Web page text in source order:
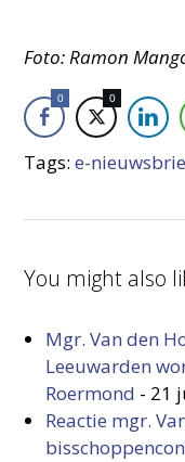
Foto: Ramon
0 0
Tags:e-
You might also
Mgr. Van den
Leeuwarden
Roermond - 21
Reactie mgr.